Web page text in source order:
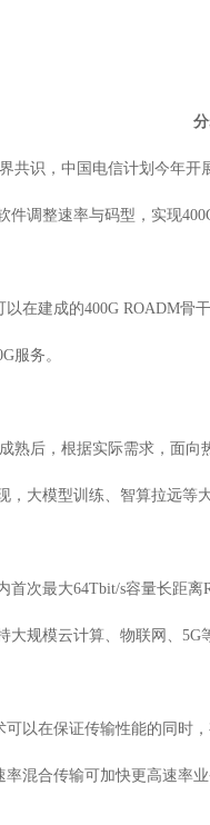
共识，中国电信计划今年
调整速率与码型，实现
以在建成的400G ROADM
服务。
熟后，根据实际需求，面
大模型训练、智算拉远等
首次最大64Tbit/s容量长距
规模云计算、物联网、5G
可以在保证传输性能的同
混合传输可加快更高速率